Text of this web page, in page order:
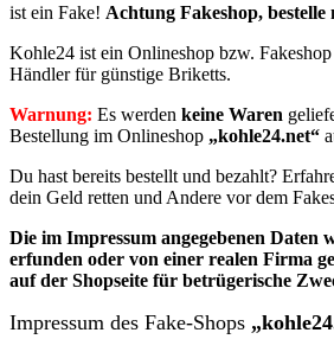
ist ein Fake! Achtung Fakeshop, bestelle
Kohle24 ist ein Onlineshop bzw.
Händler für günstige Briketts.
Warnung: Es werden keine Waren
Bestellung im Onlineshop „kohle24.net“
Du hast bereits bestellt und bezahlt?
dein Geld retten und Andere vor dem
Die im Impressum angegebenen Daten
erfunden oder von einer realen Firma
auf der Shopseite für betrügerische
Impressum des Fake-Shops